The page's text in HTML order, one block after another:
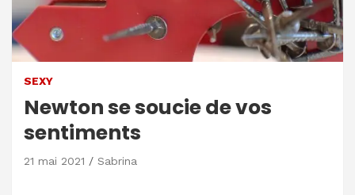
SEXY
Newton se soucie de vos
sentiments
21 mai 2021 Sabrina